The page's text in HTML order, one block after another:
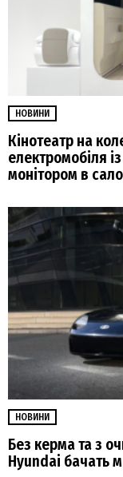
НОВИНИ
Кінотеатр на
електромобіля
монітором в
НОВИНИ
Без керма та з
Hyundai бачать